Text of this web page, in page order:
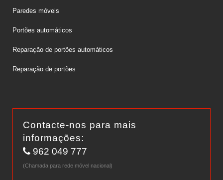
Paredes móveis
Portões automáticos
Reparação de portões automáticos
Reparação de portões
Contacte-nos para mais
informações:
962 049 777
(Chamada para rede móvel nacional)